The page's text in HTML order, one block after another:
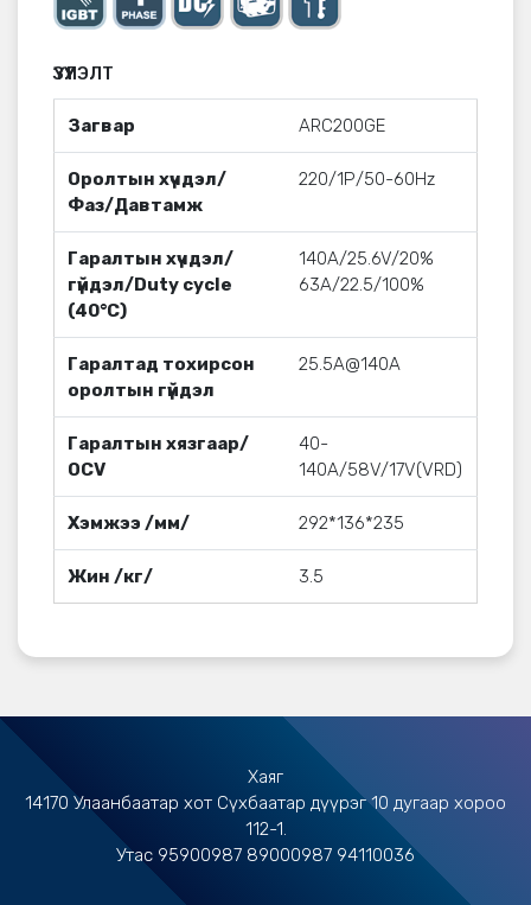
ҮЗҮҮЛЭЛТ
Загвар ARC200GE
Оролтын хүчдэл/
Фаз/Давтамж
220/1Р/50-60Hz
Гаралтын хүчдэл/
гүйдэл/Duty cycle
(40°C)
140A/25.6V/20%
63A/22.5/100%
Гаралтад тохирсон
оролтын гүйдэл
25.5A@140A
Гаралтын хязгаар/
OCV
40-
140A/58V/17V(VRD)
Хэмжээ /мм/ 292*136*235
Жин /кг/ 3.5
Хаяг
14170 Улаанбаатар хот Сүхбаатар дүүрэг 10 дугаар хороо
112-1.
Утас 95900987 89000987 94110036